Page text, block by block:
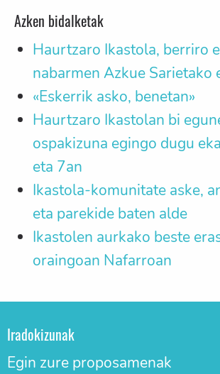
Azken bidalketak
Haurtzaro Ikastola, berriro
nabarmen Azkue Sarietako
«Eskerrik asko, benetan»
Haurtzaro Ikastolan bi
ospakizuna egingo dugu
eta 7an
Ikastola-komunitate aske,
eta parekide baten alde
Ikastolen aurkako beste
oraingoan Nafarroan
Iradokizunak
Egin zure proposamenak